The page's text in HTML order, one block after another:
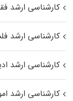
کارشناسی ارشد
کارشناسی ارشد
کارشناسی ارشد
کارشناسی ارشد